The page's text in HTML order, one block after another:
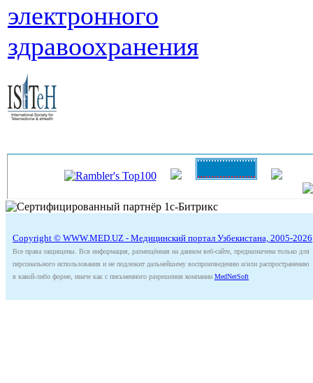
электронного
здравоохранения
Copyright © WWW.MED.UZ - Медицинский портал Узбекистана, 2005-2026
Все права защищены. Вся информация, размещённая на данном веб-сайте, предназначена только для
персонального использования и не подлежит дальнейшему воспроизведению и/или распространению
в какой-либо форме, иначе как с письменного разрешения компании MedNetSoft